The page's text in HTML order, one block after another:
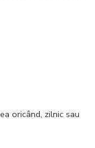
oricând, zilnic sau